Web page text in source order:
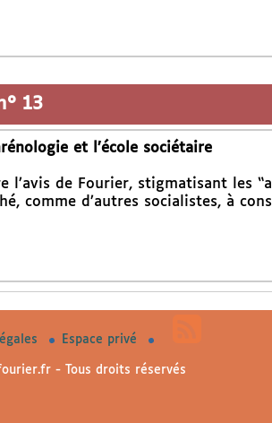
13
et l’école sociétaire
l’avis de Fourier, stigmatisant les
comme d’autres socialistes, à
Espace privé
- Tous droits réservés